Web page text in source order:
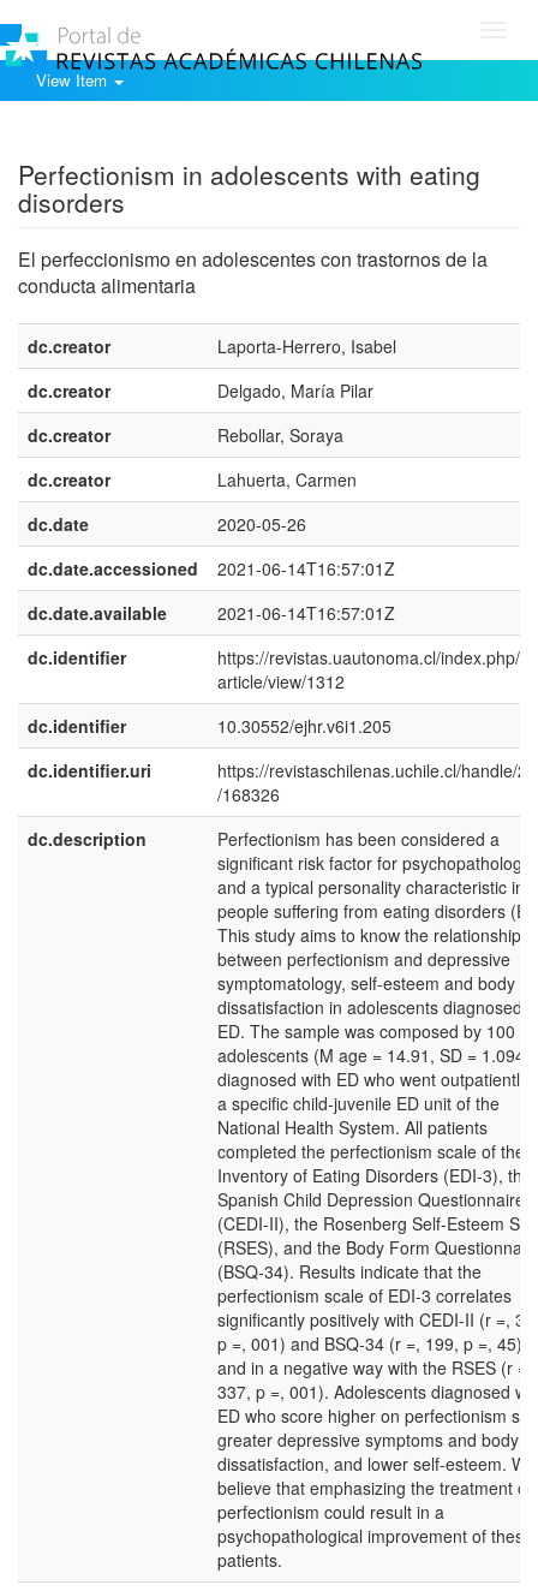
View Item
Perfectionism in adolescents with eating
disorders
El perfeccionismo en adolescentes con trastornos de la
conducta alimentaria
dc.creator
Laporta-Herrero, Isabel
dc.creator
Delgado, María Pilar
dc.creator
Rebollar, Soraya
dc.creator
Lahuerta, Carmen
dc.date
2020-05-26
dc.date.accessioned
2021-06-14T16:57:01Z
dc.date.available
2021-06-14T16:57:01Z
dc.identifier
https://revistas.uautonoma.cl/index.php/
article/view/1312
dc.identifier
10.30552/ejhr.v6i1.205
dc.identifier.uri
https://revistaschilenas.uchile.cl/handle/
/168326
dc.description
Perfectionism has been considered a
significant risk factor for psychopathology
and a typical personality characteristic in
people suffering from eating disorders
This study aims to know the relationship
between perfectionism and depressive
symptomatology, self-esteem and body
dissatisfaction in adolescents diagnosed
ED. The sample was composed by 100
adolescents (M age = 14.91, SD = 1.094)
diagnosed with ED who went outpatiently
a specific child-juvenile ED unit of the
National Health System. All patients
completed the perfectionism scale of the
Inventory of Eating Disorders (EDI-3), the
Spanish Child Depression Questionnaire
(CEDI-II), the Rosenberg Self-Esteem
(RSES), and the Body Form
(BSQ-34). Results indicate that the
perfectionism scale of EDI-3 correlates
significantly positively with CEDI-II (r =,
p =, 001) and BSQ-34 (r =, 199, p =, 45),
and in a negative way with the RSES (r =
337, p =, 001). Adolescents diagnosed
ED who score higher on perfectionism
greater depressive symptoms and body
dissatisfaction, and lower self-esteem. We
believe that emphasizing the treatment of
perfectionism could result in a
psychopathological improvement of these
patients.